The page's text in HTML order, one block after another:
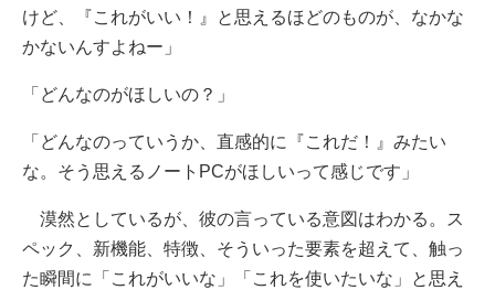
けど、『これがいい！』と思えるほどのものが、なかな
かないんすよねー」
「どんなのがほしいの？」
「どんなのっていうか、直感的に『これだ！』みたい
な。そう思えるノートPCがほしいって感じです」
漠然としているが、彼の言っている意図はわかる。ス
ペック、新機能、特徴、そういった要素を超えて、触っ
た瞬間に「これがいいな」「これを使いたいな」と思え